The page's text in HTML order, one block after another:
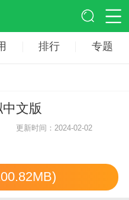
排行 专题
文版
更新时间：2024-02-02